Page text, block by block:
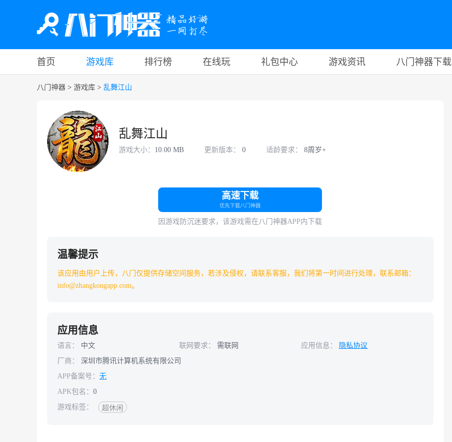
首页 游戏库 排行榜 在线玩 礼包中心 游戏资讯 八门神器下载
八门神器 > 游戏库 > 乱舞江山
乱舞江山
游戏大小： 10.00 MB 更新版本： 0 适龄要求： 8周岁+
高速下载
优先下载八门神器
因游戏防沉迷要求，该游戏需在八门神器APP内下载
温馨提示
该应用由用户上传，八门仅提供存储空间服务，若涉及侵权，请联系客服，我们将第一时间进行处理，联系邮箱：
info@zhangkongapp.com。
应用信息
语言： 中文 联网要求： 需联网 应用信息：
隐私协议
厂商：
深圳市腾讯计算机系统有限公司
APP备案号： 无
APK包名： 0
游戏标签：
超休闲